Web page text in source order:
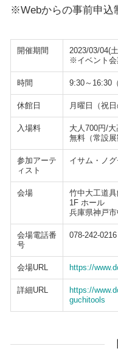
※Webからの事前申込
開催期間
2023/03/04(
※イベント会
時間 9:30～16:30
休館日 月曜日（祝日
入場料
大人700円/
無料（常設展
参加アーテ
ィスト
イサム・ノグ
会場
竹中大工道
1F ホール
兵庫県神戸
会場電話番
号
078-242-0216
会場URL https://
詳細URL
https://
guchitools